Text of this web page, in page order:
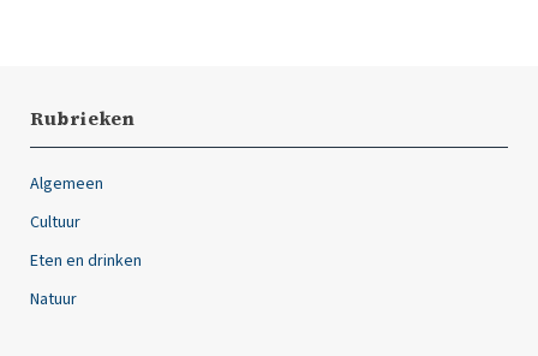
Rubrieken
Algemeen
Cultuur
Eten en drinken
Natuur